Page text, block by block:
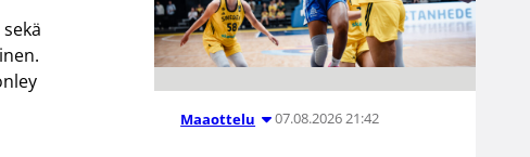
Maaottelu 07.08.2026 21:42